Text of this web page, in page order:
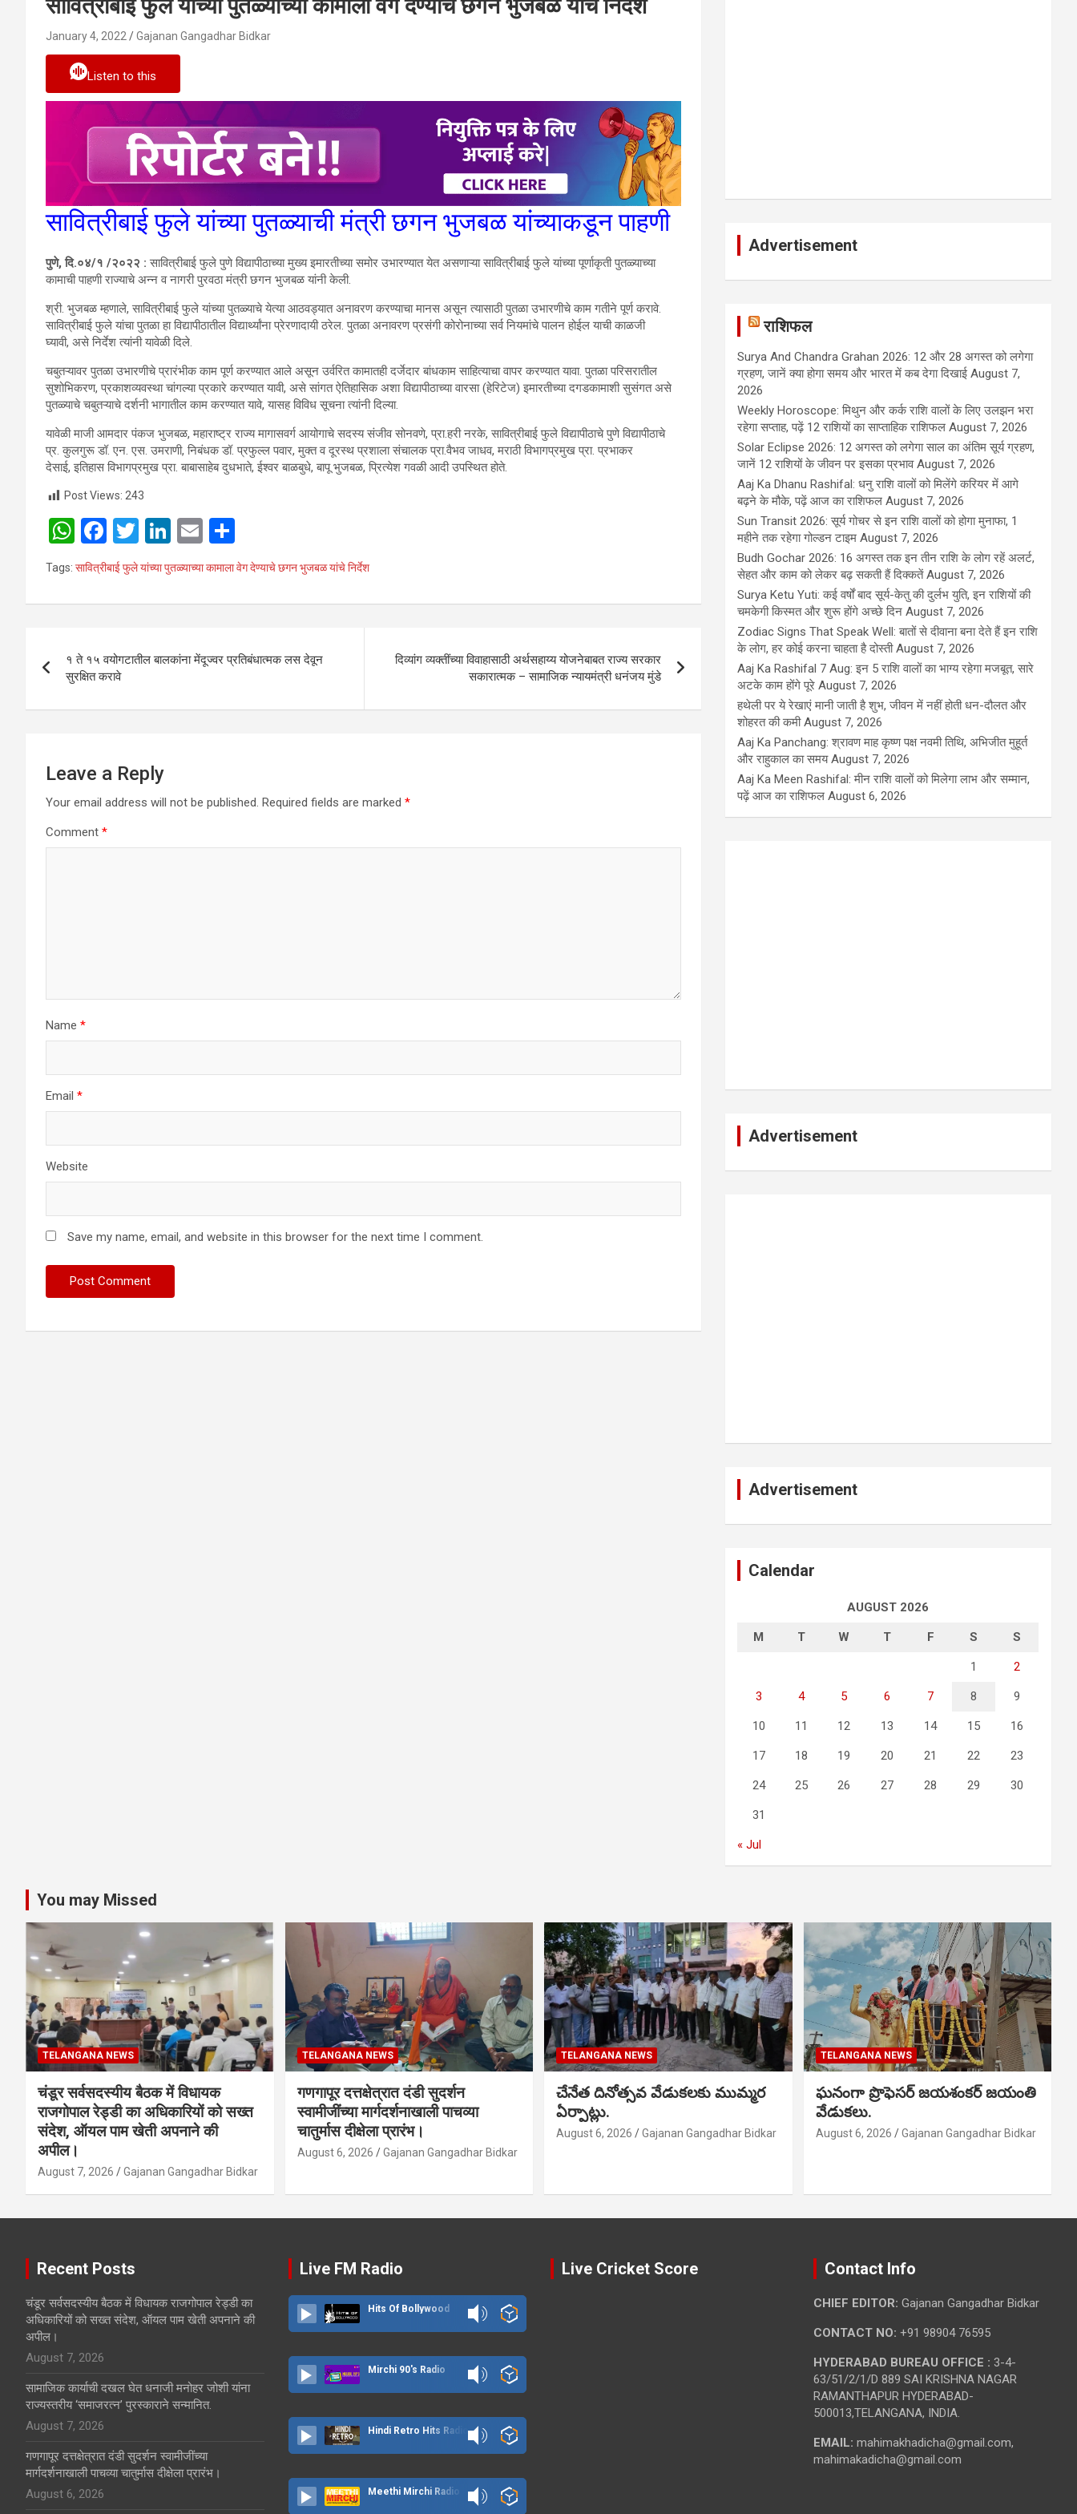
सावित्रीबाई फुले यांच्या पुतळ्याच्या कामाला वेग देण्याचे छगन भुजबळ यांचे निर्देश
January 4, 2022 Gajanan Gangadhar Bidkar
Listen to this
सावित्रीबाई फुले यांच्या पुतळ्याची मंत्री छगन भुजबळ यांच्याकडून पाहणी
पुणे, दि.०४/१ /२०२२ : सावित्रीबाई फुले पुणे विद्यापीठाच्या मुख्य इमारतीच्या समोर उभारण्यात येत असणाऱ्या सावित्रीबाई फुले यांच्या पूर्णाकृती पुतळ्याच्या
कामाची पाहणी राज्याचे अन्न व नागरी पुरवठा मंत्री छगन भुजबळ यांनी केली.
श्री. भुजबळ म्हणाले, सावित्रीबाई फुले यांच्या पुतळ्याचे येत्या आठवड्यात अनावरण करण्याचा मानस असून त्यासाठी पुतळा उभारणीचे काम गतीने पूर्ण करावे.
सावित्रीबाई फुले यांचा पुतळा हा विद्यापीठातील विद्यार्थ्यांना प्रेरणादायी ठरेल. पुतळा अनावरण प्रसंगी कोरोनाच्या सर्व नियमांचे पालन होईल याची काळजी
घ्यावी, असे निर्देश त्यांनी यावेळी दिले.
चबुतऱ्यावर पुतळा उभारणीचे प्रारंभीक काम पूर्ण करण्यात आले असून उर्वरित कामातही दर्जेदार बांधकाम साहित्याचा वापर करण्यात यावा. पुतळा परिसरातील
सुशोभिकरण, प्रकाशव्यवस्था चांगल्या प्रकारे करण्यात यावी, असे सांगत ऐतिहासिक अशा विद्यापीठाच्या वारसा (हेरिटेज) इमारतीच्या दगडकामाशी सुसंगत असे
पुतळ्याचे चबुतऱ्याचे दर्शनी भागातील काम करण्यात यावे, यासह विविध सूचना त्यांनी दिल्या.
यावेळी माजी आमदार पंकज भुजबळ, महाराष्ट्र राज्य मागासवर्ग आयोगाचे सदस्य संजीव सोनवणे, प्रा.हरी नरके, सावित्रीबाई फुले विद्यापीठाचे पुणे विद्यापीठाचे
प्र. कुलगुरू डॉ. एन. एस. उमराणी, निबंधक डॉ. प्रफुल्ल पवार, मुक्त व दूरस्थ प्रशाला संचालक प्रा.वैभव जाधव, मराठी विभागप्रमुख प्रा. प्रभाकर
देसाई, इतिहास विभागप्रमुख प्रा. बाबासाहेब दुधभाते, ईश्वर बाळबुधे, बापू भुजबळ, प्रित्येश गवळी आदी उपस्थित होते.
Post Views: 243
W
h
at
s
p
p
F
a
ce
b
o
k
T
wi
tt
er
Li
ke
dI
E
ail
h
ar
e
Tags: सावित्रीबाई फुले यांच्या पुतळ्याच्या कामाला वेग देण्याचे छगन भुजबळ यांचे निर्देश
navigation
१ ते १५ वयोगटातील बालकांना मेंदूज्वर प्रतिबंधात्मक लस देवून
सुरक्षित करावे
दिव्यांग व्यक्तींच्या विवाहासाठी अर्थसहाय्य योजनेबाबत राज्य सरकार
सकारात्मक – सामाजिक न्यायमंत्री धनंजय मुंडे
Leave a Reply
Your email address will not be published. Required fields are marked *
Comment *
Name *
Email *
Website
Save my name, email, and website in this browser for the next time I comment.
Advertisement
राशिफल
Surya And Chandra Grahan 2026: 12 और 28 अगस्त को लगेगा
ग्रहण, जानें क्या होगा समय और भारत में कब देगा दिखाई August 7,
2026
Weekly Horoscope: मिथुन और कर्क राशि वालों के लिए उलझन भरा
रहेगा सप्ताह, पढ़ें 12 राशियों का साप्ताहिक राशिफल August 7, 2026
Solar Eclipse 2026: 12 अगस्त को लगेगा साल का अंतिम सूर्य ग्रहण,
जानें 12 राशियों के जीवन पर इसका प्रभाव August 7, 2026
Aaj Ka Dhanu Rashifal: धनु राशि वालों को मिलेंगे करियर में आगे
बढ़ने के मौके, पढ़ें आज का राशिफल August 7, 2026
Sun Transit 2026: सूर्य गोचर से इन राशि वालों को होगा मुनाफा, 1
महीने तक रहेगा गोल्डन टाइम August 7, 2026
Budh Gochar 2026: 16 अगस्त तक इन तीन राशि के लोग रहें अलर्ट,
सेहत और काम को लेकर बढ़ सकती हैं दिक्कतें August 7, 2026
Surya Ketu Yuti: कई वर्षों बाद सूर्य-केतु की दुर्लभ युति, इन राशियों की
चमकेगी किस्मत और शुरू होंगे अच्छे दिन August 7, 2026
Zodiac Signs That Speak Well: बातों से दीवाना बना देते हैं इन राशि
के लोग, हर कोई करना चाहता है दोस्ती August 7, 2026
Aaj Ka Rashifal 7 Aug: इन 5 राशि वालों का भाग्य रहेगा मजबूत, सारे
अटके काम होंगे पूरे August 7, 2026
हथेली पर ये रेखाएं मानी जाती है शुभ, जीवन में नहीं होती धन-दौलत और
शोहरत की कमी August 7, 2026
Aaj Ka Panchang: श्रावण माह कृष्ण पक्ष नवमी तिथि, अभिजीत मुहूर्त
और राहुकाल का समय August 7, 2026
Aaj Ka Meen Rashifal: मीन राशि वालों को मिलेगा लाभ और सम्मान,
पढ़ें आज का राशिफल August 6, 2026
Advertisement
Advertisement
Calendar
AUGUST 2026
M T W T F S S
1 2
3 4 5 6 7 8 9
10 11 12 13 14 15 16
17 18 19 20 21 22 23
24 25 26 27 28 29 30
31
« Jul
You may Missed
TELANGANA NEWS
चंडूर सर्वसदस्यीय बैठक में विधायक
राजगोपाल रेड्डी का अधिकारियों को सख्त
संदेश, ऑयल पाम खेती अपनाने की
अपील।
August 7, 2026 Gajanan Gangadhar Bidkar
TELANGANA NEWS
गणगापूर दत्तक्षेत्रात दंडी सुदर्शन
स्वामीजींच्या मार्गदर्शनाखाली पाचव्या
चातुर्मास दीक्षेला प्रारंभ।
August 6, 2026 Gajanan Gangadhar Bidkar
TELANGANA NEWS
చేనేత దినోత్సవ వేడుకలకు ముమ్మర
ఏర్పాట్లు.
August 6, 2026 Gajanan Gangadhar Bidkar
TELANGANA NEWS
ఘనంగా ప్రొఫెసర్ జయశంకర్ జయంతి
వేడుకలు.
August 6, 2026 Gajanan Gangadhar Bidkar
Recent Posts
चंडूर सर्वसदस्यीय बैठक में विधायक राजगोपाल रेड्डी का
अधिकारियों को सख्त संदेश, ऑयल पाम खेती अपनाने की
अपील।
August 7, 2026
सामाजिक कार्याची दखल घेत धनाजी मनोहर जोशी यांना
राज्यस्तरीय ‘समाजरत्न’ पुरस्काराने सन्मानित.
August 7, 2026
गणगापूर दत्तक्षेत्रात दंडी सुदर्शन स्वामीजींच्या
मार्गदर्शनाखाली पाचव्या चातुर्मास दीक्षेला प्रारंभ।
August 6, 2026
Live FM Radio
Hits Of Bollywood
Mirchi 90's Radio
Hindi Retro Hits Radio
Meethi Mirchi Radio
Live Cricket Score Contact Info
CHIEF EDITOR: Gajanan Gangadhar Bidkar
CONTACT NO: +91 98904 76595
HYDERABAD BUREAU OFFICE : 3-4-
63/51/2/1/D 889 SAI KRISHNA NAGAR
RAMANTHAPUR HYDERABAD-
500013,TELANGANA, INDIA.
EMAIL: mahimakhadicha@gmail.com,
mahimakadicha@gmail.com